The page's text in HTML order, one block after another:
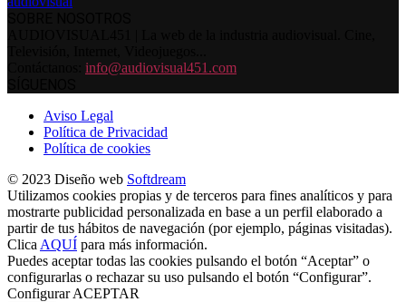
info@audiovisual451.com
Aviso Legal
Política de Privacidad
Política de cookies
© 2023 Diseño web Softdream
Utilizamos cookies propias y de terceros para fines analíticos y para
mostrarte publicidad personalizada en base a un perfil elaborado a
partir de tus hábitos de navegación (por ejemplo, páginas visitadas).
Clica AQUÍ para más información.
Puedes aceptar todas las cookies pulsando el botón “Aceptar” o
configurarlas o rechazar su uso pulsando el botón “Configurar”.
Configurar ACEPTAR